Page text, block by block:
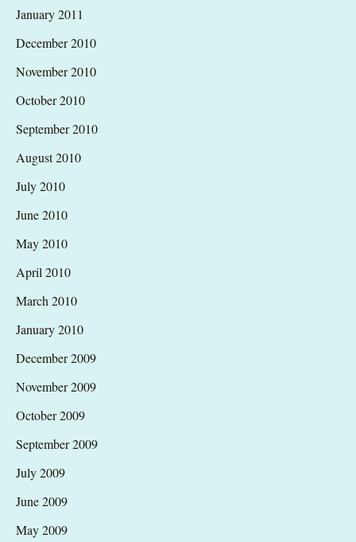
January 2011
December 2010
November 2010
October 2010
September 2010
August 2010
July 2010
June 2010
May 2010
April 2010
March 2010
January 2010
December 2009
November 2009
October 2009
September 2009
July 2009
June 2009
May 2009